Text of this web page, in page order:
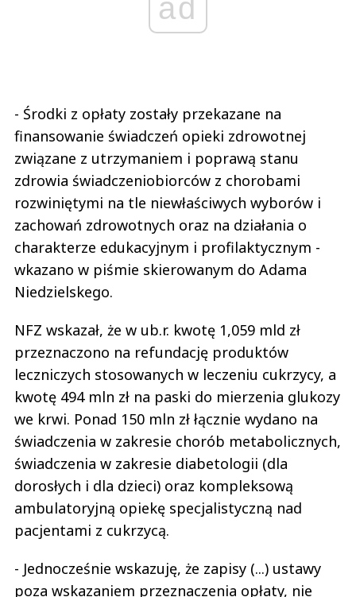
ad
- Środki z opłaty zostały przekazane na
finansowanie świadczeń opieki zdrowotnej
związane z utrzymaniem i poprawą stanu
zdrowia świadczeniobiorców z chorobami
rozwiniętymi na tle niewłaściwych wyborów i
zachowań zdrowotnych oraz na działania o
charakterze edukacyjnym i profilaktycznym -
wkazano w piśmie skierowanym do Adama
Niedzielskego.
NFZ wskazał, że w ub.r. kwotę 1,059 mld zł
przeznaczono na refundację produktów
leczniczych stosowanych w leczeniu cukrzycy, a
kwotę 494 mln zł na paski do mierzenia glukozy
we krwi. Ponad 150 mln zł łącznie wydano na
świadczenia w zakresie chorób metabolicznych,
świadczenia w zakresie diabetologii (dla
dorosłych i dla dzieci) oraz kompleksową
ambulatoryjną opiekę specjalistyczną nad
pacjentami z cukrzycą.
- Jednocześnie wskazuję, że zapisy (...) ustawy
poza wskazaniem przeznaczenia opłaty, nie